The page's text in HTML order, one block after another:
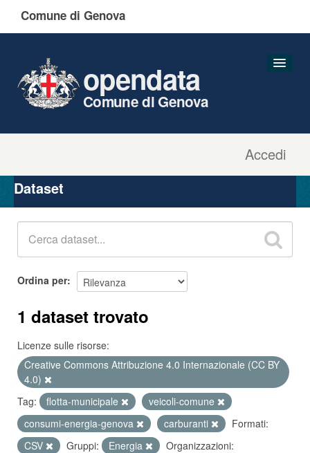
Comune di Genova
Accedi
opendata
Comune di Genova
Organizzazioni
Gruppi
Dataset
Ordina per
1 dataset trovato
Licenze sulle risorse:
Creative Commons Attribuzione 4.0 Internazionale (CC BY
4.0)
Tag:
flotta-municipale
veicoli-comune
consumi-energia-genova
carburanti
Formati:
CSV
Gruppi: Energia
Organizzazioni: